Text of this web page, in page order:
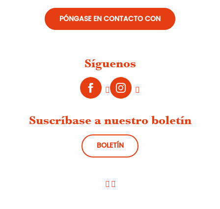
PÓNGASE EN CONTACTO CON
Síguenos
Suscríbase a nuestro boletín
BOLETÍN